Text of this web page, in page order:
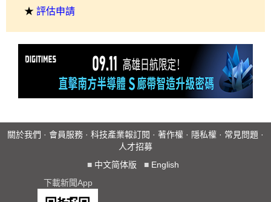
★ 評估申請
關於我們 · 會員服務 · 科技產業報訂閱 · 著作權 · 隱私權 · 常見問題 ·
人才招募
■ 中文简体版 ■ English
下載新聞App